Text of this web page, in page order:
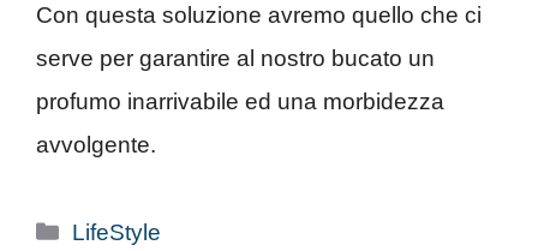
Con questa soluzione avremo quello che ci
serve per garantire al nostro bucato un
profumo inarrivabile ed una morbidezza
avvolgente.
Categorie
LifeStyle